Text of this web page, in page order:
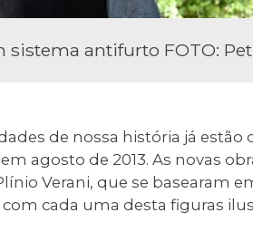
sistema antifurto FOTO:
de nossa história já estão
agosto de 2013. As novas
Verani, que se basearam
cada uma desta figuras